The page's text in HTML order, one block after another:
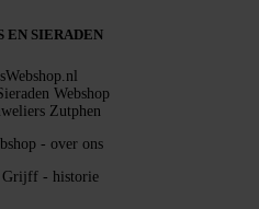
EN SIERADEN
Webshop
Zutphen
- over ons
Grijff - historie